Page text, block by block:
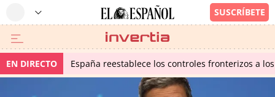
EN DIRECTO España reestablece los controles fronterizos a